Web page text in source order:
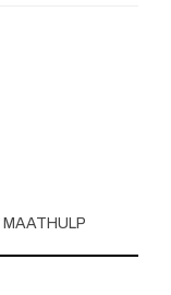
MAATHULP